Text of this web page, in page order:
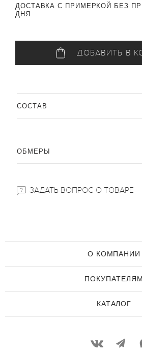
ДОСТАВКА С ПРИМЕРКОЙ БЕЗ
ДНЯ
ДОБАВИТЬ В
CОСТАВ
ОБМЕРЫ
ЗАДАТЬ ВОПРОС О ТОВАРЕ
О КОМПАНИИ
ПОКУПАТЕЛЯМ
КАТАЛОГ